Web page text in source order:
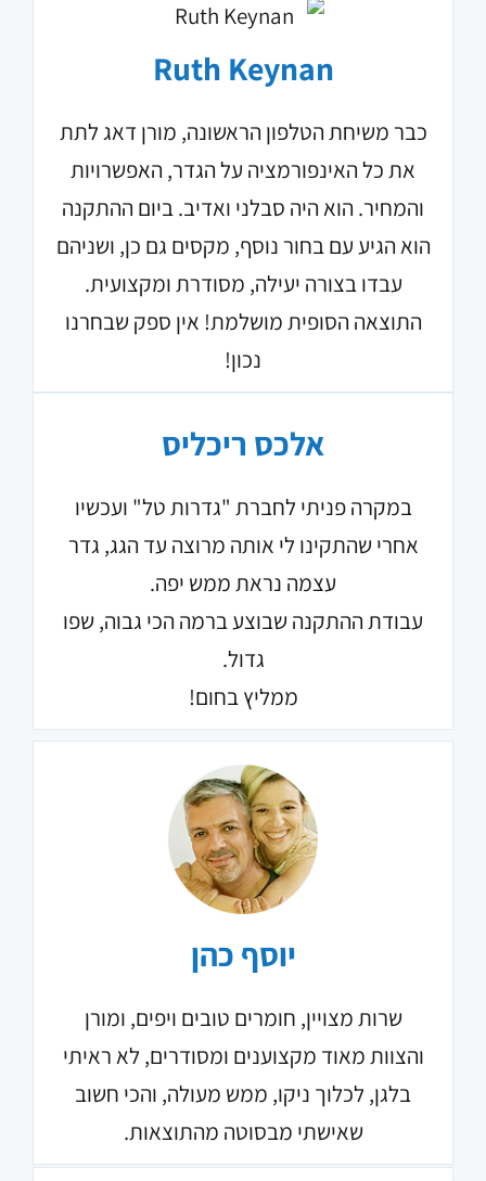
Ruth Keynan
כבר משיחת הטלפון הראשונה, מורן דאג לתת
את כל האינפורמציה על הגדר, האפשרויות
והמחיר. הוא היה סבלני ואדיב. ביום ההתקנה
הוא הגיע עם בחור נוסף, מקסים גם כן, ושניהם
עבדו בצורה יעילה, מסודרת ומקצועית.
התוצאה הסופית מושלמת! אין ספק שבחרנו
נכון!
אלכס ריכליס
במקרה פניתי לחברת "גדרות טל" ועכשיו
אחרי שהתקינו לי אותה מרוצה עד הגג, גדר
עצמה נראת ממש יפה.
עבודת ההתקנה שבוצע ברמה הכי גבוה, שפו
גדול.
ממליץ בחום!
יוסף כהן
שרות מצויין, חומרים טובים ויפים, ומורן
והצוות מאוד מקצוענים ומסודרים, לא ראיתי
בלגן, לכלוך ניקו, ממש מעולה, והכי חשוב
שאישתי מבסוטה מהתוצאות.